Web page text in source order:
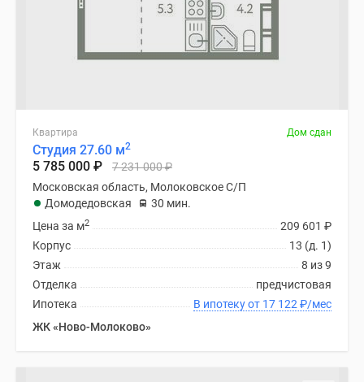
Квартира Дом сдан
Студия 27.60 м2
5 785 000 ₽ 7 231 000₽
Московская область, Молоковское С/П
Домодедовская
30 мин.
209 601 ₽
Цена за м2
13 (д. 1)
Корпус
8 из 9
Этаж
предчистовая
Отделка
В ипотеку от 17 122 ₽/мес
Ипотека
ЖК «Ново-Молоково»